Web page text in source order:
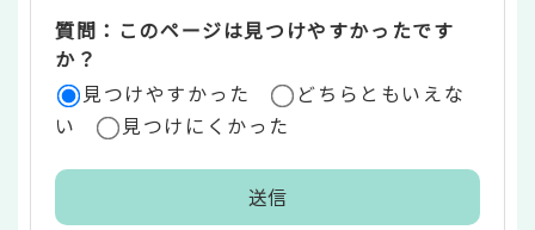
質問：このページは見つけやすかったです
か？
見つけやすかった
どちらともいえな
い
見つけにくかった